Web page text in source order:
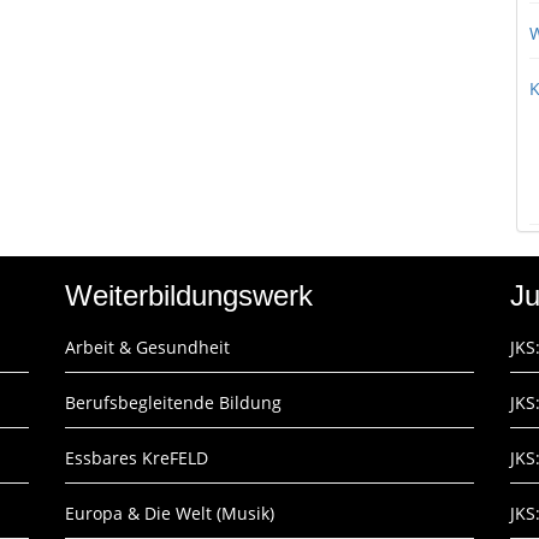
Weiterbildungswerk
Arbeit & Gesundheit
Berufsbegleitende Bildung
Essbares KreFELD
Europa & Die Welt (Musik)